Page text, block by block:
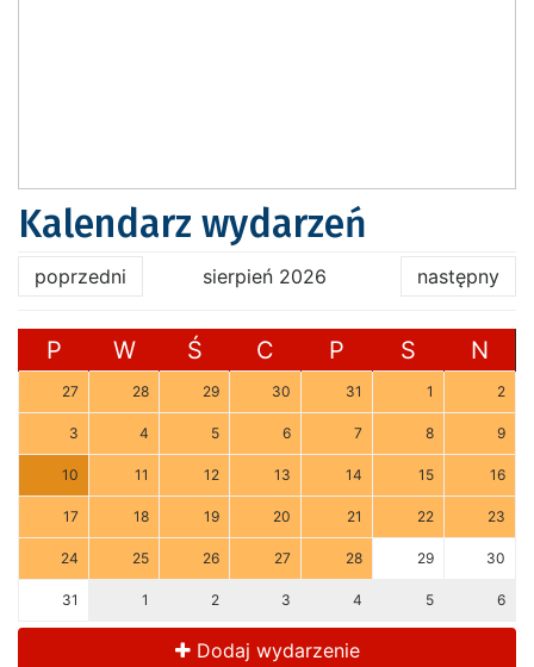
Kalendarz wydarzeń
poprzedni sierpień 2026 następny
P W Ś C P S N
27 28 29 30 31 1 2
3 4 5 6 7 8 9
10 11 12 13 14 15 16
17 18 19 20 21 22 23
24 25 26 27 28 29 30
31 1 2 3 4 5 6
Dodaj wydarzenie